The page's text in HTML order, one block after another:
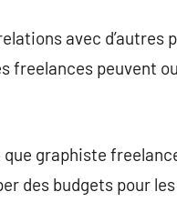
avec d’autres
freelances peuvent
graphiste
des budgets pour